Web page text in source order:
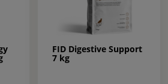
FID Digestive Support
7 kg